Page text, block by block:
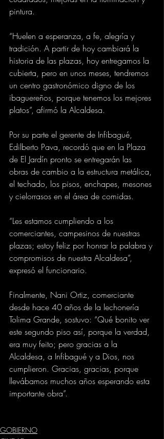
pintura.
“Huelen a esperanza, a fe, alegría y
tradición. A partir de hoy cambiará la
historia de las plazas, hoy entregamos la
cubierta, pero en unos meses, tendremos
un centro gastronómico digno de los
ibaguereños, porque tenemos los mejores
platos”, afirmó la Alcaldesa.
Por su parte el gerente de Infibagué,
Edilberto Pava, recordó que en la Plaza
de El Jardín pronto se entregarán las
obras de cambio a la estructura metálica,
el techado, los pisos, enchapes, mesones
y cielorrasos en el área de comidas.
“Les estamos cumpliendo a los
comerciantes, campesinos de nuestras
plazas; estoy feliz por honrar la palabra y
compromisos de nuestra Alcaldesa”,
expresó el funcionario.
Finalmente, Nani Ortiz, comerciante
desde hace 40 años de la lechonería
Tolima Grande, sostuvo: “Qué bonito ver
este segundo piso así, porque la verdad,
era muy feito; pero gracias a la
Alcaldesa, a Infibagué y a Dios, nos
cumplieron. Gracias, gracias, porque
llevábamos muchos años esperando esta
importante obra”.
GOBIERNO